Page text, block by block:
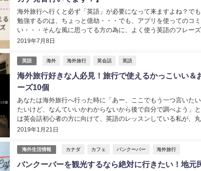
2019年7月8日
海外旅行へ行くと必ず「英語」が必要になって来ますよね？で
勉強するのは、ちょっと億劫・・・でも、アプリを使ってのコ
い・・・そんな風に思ってる方の為に、よく使う英語のフレー
行へ行くのをおすすめします。英語を勉強せずに、観光で想定で
英語 海外 海外旅行 英会話 英語
海外旅行好きな人必見！旅行で使えるかっこいい＆
ーズ10個
2019年1月21日
あなたは海外旅行へ行った時に「あー、ここでもう一つ言いた
たいけど、なんていいかわからないから後で自分で調べよう」
は英会話初心者の方に向けて、英語のレッスンしている私が、
「かっこいい＆おしゃれな英語のキーフレーズ10個」をお伝えし
海外生活情報 カナダ カフェ バンクーバー 海外旅行
バンクーバーを観光するなら絶対に行きたい！地元